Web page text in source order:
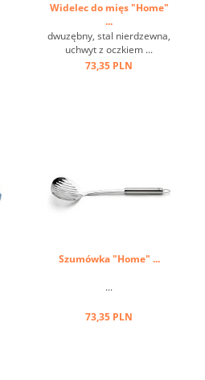
Widelec do mięs "Home"
...
dwuzębny, stal nierdzewna,
uchwyt z oczkiem ...
73,35 PLN
Szumówka "Home" ...
...
73,35 PLN